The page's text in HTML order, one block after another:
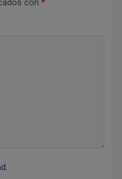
con *
.